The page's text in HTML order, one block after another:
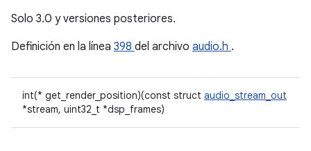
Solo 3.0 y versiones posteriores.
Definición en la línea 398 del archivo audio.h .
int(* get_render_position)(const struct audio_stream_out
*stream, uint32_t *dsp_frames)